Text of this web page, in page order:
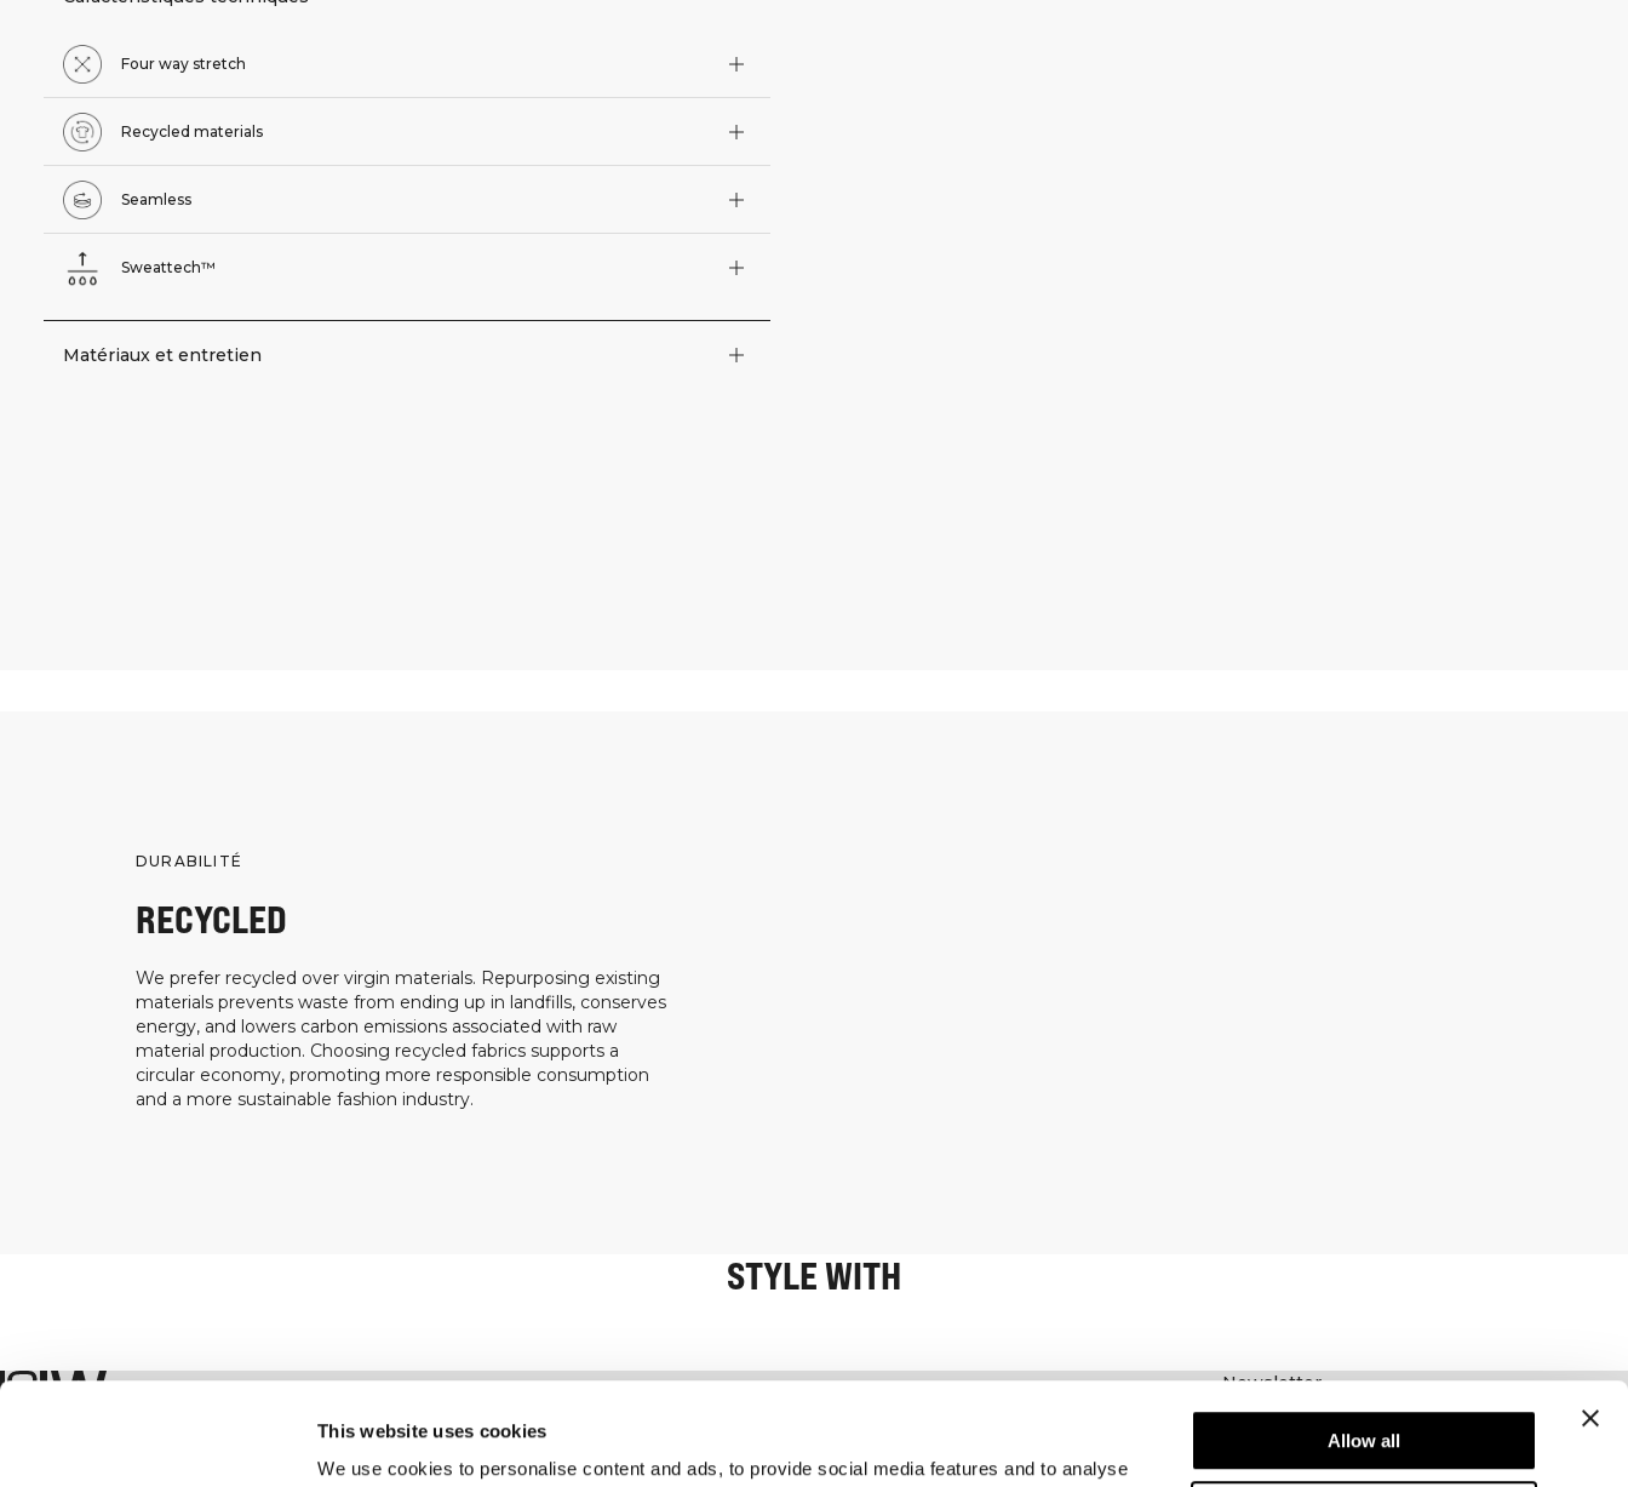
This website uses cookies
We use cookies to personalise content and ads, to provide social media features and to analyse
Allow all
Four way stretch
Recycled materials
Seamless
Sweattech™
Matériaux et entretien
DURABILITÉ
RECYCLED
We prefer recycled over virgin materials. Repurposing existing
materials prevents waste from ending up in landfills, conserves
energy, and lowers carbon emissions associated with raw
material production. Choosing recycled fabrics supports a
circular economy, promoting more responsible consumption
and a more sustainable fashion industry.
STYLE WITH
Newsletter
Abonnez-vous à notre newsletter! Recevez des
offres exclusives, nos dernières nouvelles et
bien plus encore.